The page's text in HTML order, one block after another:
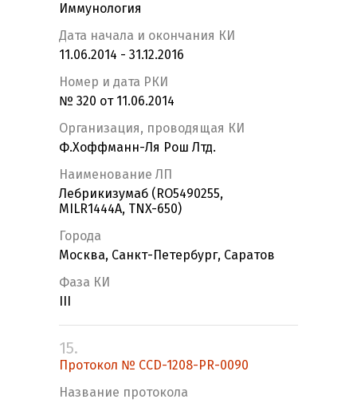
Иммунология
Дата начала и окончания КИ
11.06.2014 - 31.12.2016
Номер и дата РКИ
№ 320 от 11.06.2014
Организация, проводящая КИ
Ф.Хоффманн-Ля Рош Лтд.
Наименование ЛП
Лебрикизумаб (RO5490255,
MILR1444A, TNX-650)
Города
Москва, Санкт-Петербург, Саратов
Фаза КИ
15.
Протокол № CCD-1208-PR-0090
Название протокола